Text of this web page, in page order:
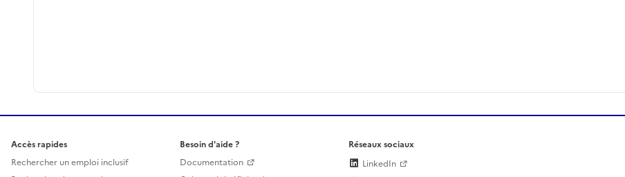
Accès rapides
Rechercher un emploi inclusif
Besoin d'aide ?
Documentation
Réseaux sociaux
LinkedIn